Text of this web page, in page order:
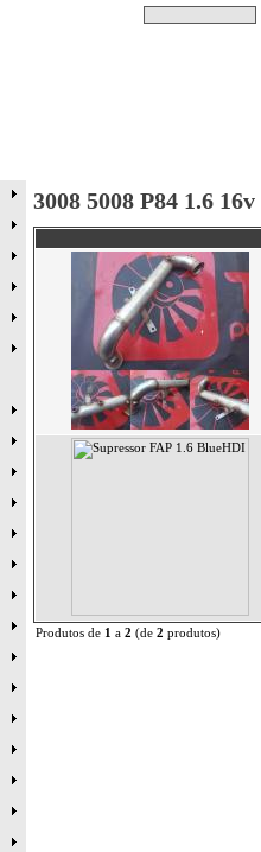
3008 5008 P84 1.6
Produtos de 1 a 2 (de 2 produtos)